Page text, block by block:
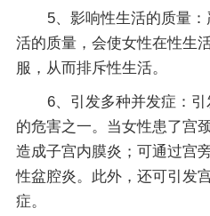
5、影响性生活的质量
活的质量，会使女性在性生
服，从而排斥性生活。
6、引发多种并发症：
的危害之一。当女性患了宫
造成子宫内膜炎；可通过宫
性盆腔炎。此外，还可引发
症。